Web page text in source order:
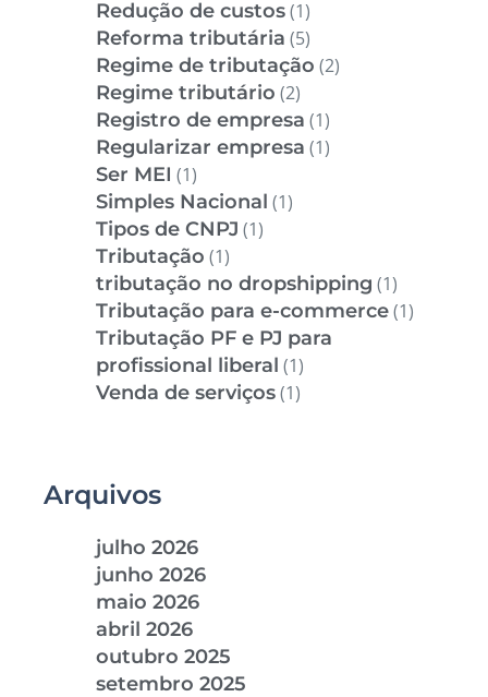
Redução de custos(1)
Reforma tributária (5)
Regime de tributação (2)
Regime tributário (2)
Registro de empresa (1)
Regularizar empresa (1)
Ser MEI (1)
Simples Nacional (1)
Tipos de CNPJ (1)
Tributação (1)
tributação no dropshipping (1)
Tributação para e-commerce(1)
Tributação PF e PJ para
profissional liberal (1)
Venda de serviços(1)
Arquivos
julho 2026
junho 2026
maio 2026
abril 2026
outubro 2025
setembro 2025